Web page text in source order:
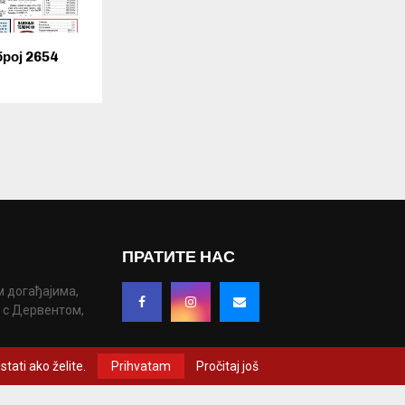
2654
догађајима,
с Дервентом,
ПРАТИТЕ НАС
ako želite. Prihvatam Pročitaj još